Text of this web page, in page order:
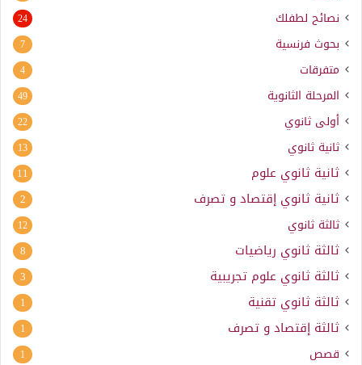
نصائح لطفلك 24
بحوث فرنسية 7
متفرقات 4
المرحلة الثانوية 49
أولى ثانوي 22
ثانية ثانوي 13
ثانية ثانوي علوم 11
ثانية ثانوي إقتصاد و تصرف 2
ثالثة ثانوي 12
ثالثة ثانوي رياضيات 8
ثالثة ثانوي علوم تجريبية 3
ثالثة ثانوي تقنية 1
ثالثة إقتصاد و تصرف 1
قصص 1